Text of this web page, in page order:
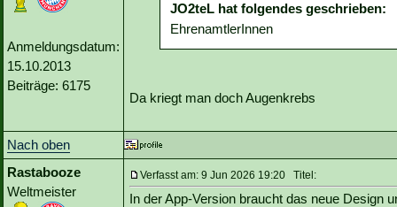
Anmeldungsdatum:
15.10.2013
Beiträge: 6175
JO2teL hat folgendes geschrieben:
EhrenamtlerInnen
Da kriegt man doch Augenkrebs
Nach oben
Rastabooze
Weltmeister
Verfasst am: 9 Jun 2026 19:20 Titel:
In der App-Version braucht das neue Design